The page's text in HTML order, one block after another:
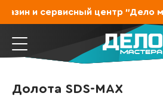
и сервисный центр "Дело
Долота SDS-MAX